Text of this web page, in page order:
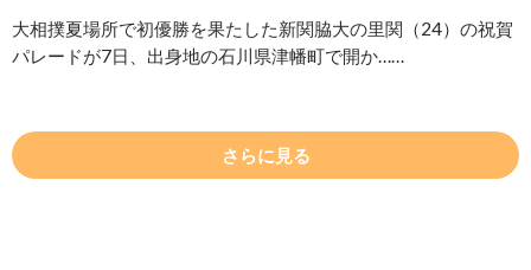
大相撲夏場所で初優勝を果たした新関脇大の里関（24）の祝賀
パレードが7日、出身地の石川県津幡町で開か……
さらに見る